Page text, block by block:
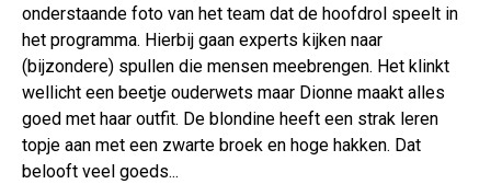
onderstaande foto van het team dat de hoofdrol speelt in
het programma. Hierbij gaan experts kijken naar
(bijzondere) spullen die mensen meebrengen. Het klinkt
wellicht een beetje ouderwets maar Dionne maakt alles
goed met haar outfit. De blondine heeft een strak leren
topje aan met een zwarte broek en hoge hakken. Dat
belooft veel goeds...